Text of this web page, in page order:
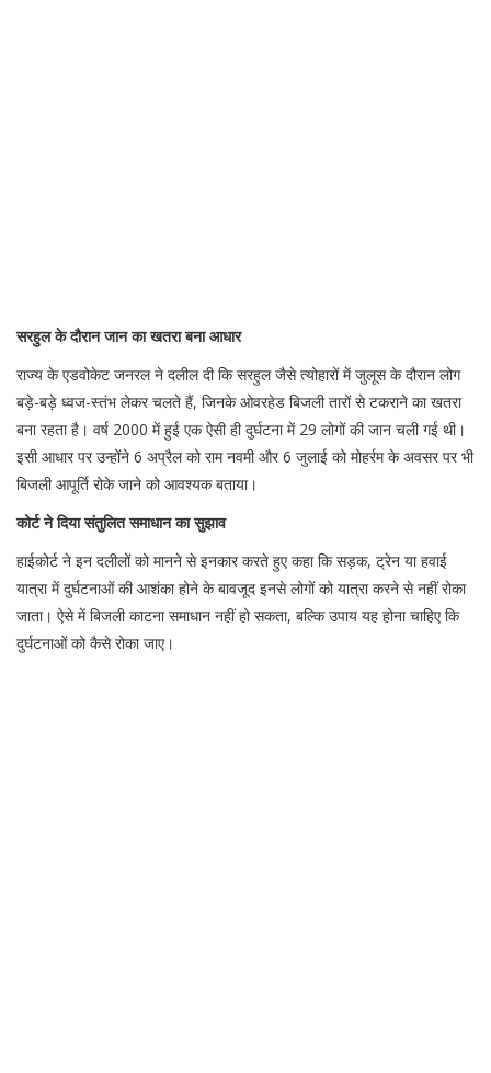
सरहुल के दौरान जान का खतरा बना आधार
राज्य के एडवोकेट जनरल ने दलील दी कि सरहुल जैसे त्योहारों में जुलूस के दौरान लोग
बड़े-बड़े ध्वज-स्तंभ लेकर चलते हैं, जिनके ओवरहेड बिजली तारों से टकराने का खतरा
बना रहता है। वर्ष 2000 में हुई एक ऐसी ही दुर्घटना में 29 लोगों की जान चली गई थी।
इसी आधार पर उन्होंने 6 अप्रैल को राम नवमी और 6 जुलाई को मोहर्रम के अवसर पर भी
बिजली आपूर्ति रोके जाने को आवश्यक बताया।
कोर्ट ने दिया संतुलित समाधान का सुझाव
हाईकोर्ट ने इन दलीलों को मानने से इनकार करते हुए कहा कि सड़क, ट्रेन या हवाई
यात्रा में दुर्घटनाओं की आशंका होने के बावजूद इनसे लोगों को यात्रा करने से नहीं रोका
जाता। ऐसे में बिजली काटना समाधान नहीं हो सकता, बल्कि उपाय यह होना चाहिए कि
दुर्घटनाओं को कैसे रोका जाए।